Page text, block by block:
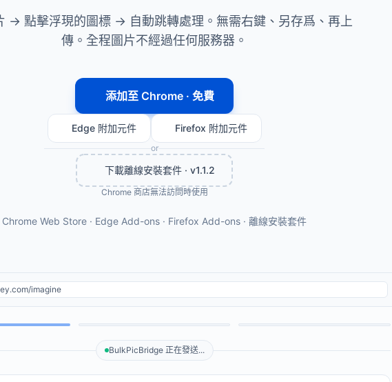
→ 點擊浮現的圖標 → 自動跳轉處理。無需右鍵、另存爲、再上
傳。全程圖片不經過任何服務器。
添加至 Chrome · 免費
Edge 附加元件 Firefox 附加元件
or
下載離線安裝套件 · v1.1.2
Chrome 商店無法訪問時使用
Chrome Web Store · Edge Add-ons · Firefox Add-ons · 離線安裝套件
imagine
BulkPicBridge 正在發送...